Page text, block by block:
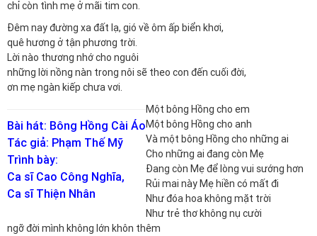
chỉ còn tình mẹ ở mãi tim con.
Ðêm nay đường xa đất lạ, gió về ôm ấp biển khơi,
quê hương ở tận phương trời.
Lời nào thương nhớ cho nguôi
những lời nồng nàn trong nôi sẽ theo con đến cuối đời,
ơn mẹ ngàn kiếp chưa vơi.
Bài hát: Bông Hồng Cài Áo
Tác giả: Phạm Thế Mỹ
Trình bày:
Ca sĩ Cao Công Nghĩa,
Ca sĩ Thiện Nhân
Một bông Hồng cho em
Một bông Hồng cho anh
Và một bông Hồng cho những ai
Cho những ai đang còn Mẹ
Đang còn Mẹ để lòng vui sướng hơn
Rủi mai này Mẹ hiền có mất đi
Như đóa hoa không mặt trời
Như trẻ thơ không nụ cười
ngỡ đời mình không lớn khôn thêm